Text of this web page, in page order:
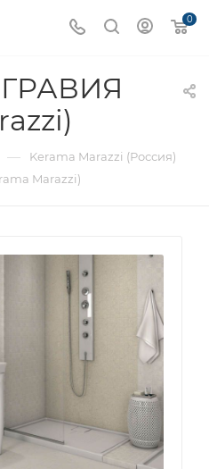
0
— Kerama Marazzi (Россия)
Marazzi)